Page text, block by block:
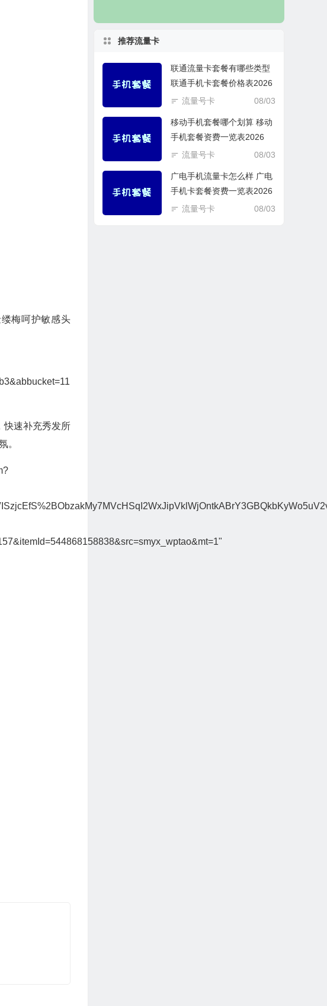
梅呵护敏感头
快速补充秀发所
。
推荐流量卡
联通流量卡套餐有哪些类型
联通手机卡套餐价格表2026
08/03
流量号卡
移动手机套餐哪个划算 移动
手机套餐资费一览表2026
08/03
流量号卡
广电手机流量卡怎么样 广电
手机卡套餐资费一览表2026
08/03
流量号卡